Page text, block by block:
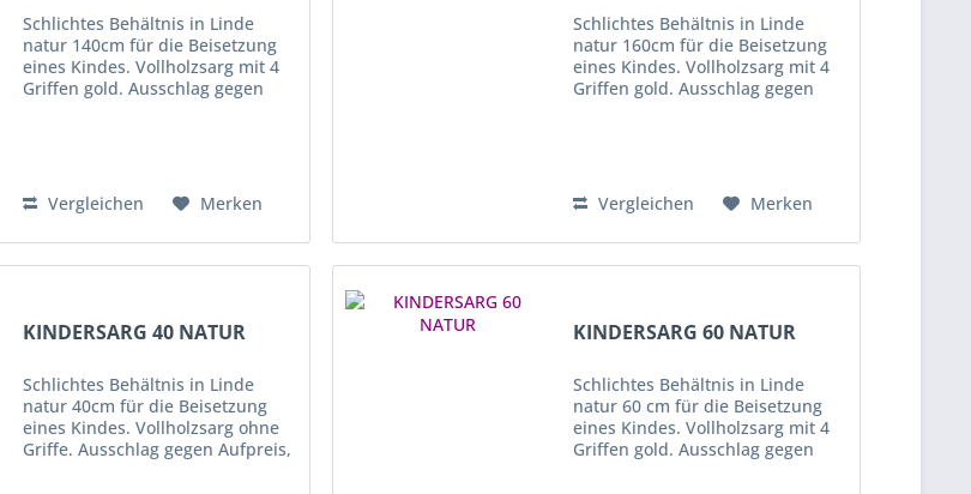
Schlichtes Behältnis in Linde
natur 140cm für die Beisetzung
eines Kindes. Vollholzsarg mit 4
Griffen gold. Ausschlag gegen
Vergleichen Merken
Schlichtes Behältnis in Linde
natur 160cm für die Beisetzung
eines Kindes. Vollholzsarg mit 4
Griffen gold. Ausschlag gegen
Vergleichen Merken
KINDERSARG 40 NATUR
Schlichtes Behältnis in Linde
natur 40cm für die Beisetzung
eines Kindes. Vollholzsarg ohne
Griffe. Ausschlag gegen Aufpreis,
KINDERSARG 60 NATUR
Schlichtes Behältnis in Linde
natur 60 cm für die Beisetzung
eines Kindes. Vollholzsarg mit 4
Griffen gold. Ausschlag gegen